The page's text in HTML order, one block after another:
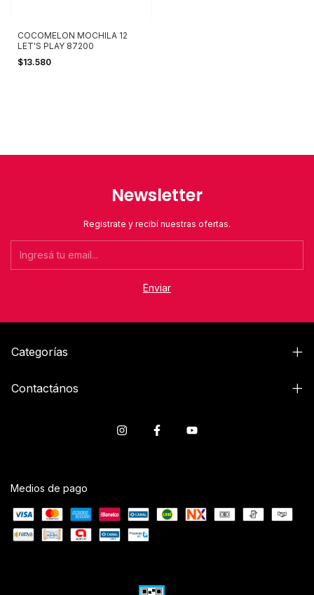
COCOMELON MOCHILA 12
LET'S PLAY 87200
$13.580
Newsletter
Registrate y recibí nuestras ofertas.
Categorías
Contactános
Medios de pago